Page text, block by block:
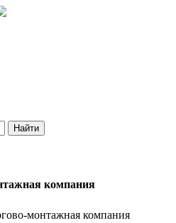
компания
монтажная компания